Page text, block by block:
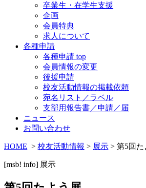
卒業生・在学生支援
企画
会員特典
求人について
各種申請
各種申請 top
会員情報の変更
後援申請
校友活動情報の掲載依頼
宛名リスト／ラベル
支部用報告書／申請／届
ニュース
お問い合わせ
HOME > 校友活動情報 > 展示 > 第5回た
[msb! info] 展示